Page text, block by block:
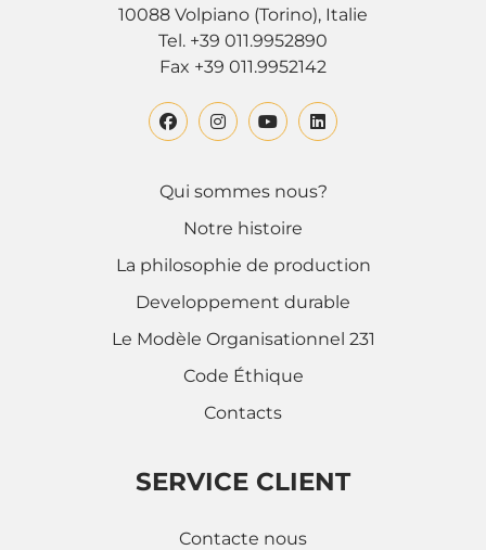
10088 Volpiano (Torino), Italie
Tel. +39 011.9952890
Fax +39 011.9952142
Qui sommes nous?
Notre histoire
La philosophie de production
Developpement durable
Le Modèle Organisationnel 231
Code Éthique
Contacts
SERVICE CLIENT
Contacte nous